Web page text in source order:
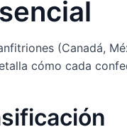
(Canadá,
cómo cada